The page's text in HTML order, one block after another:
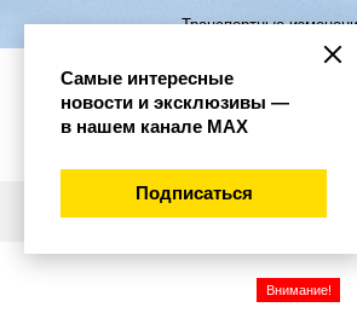
Транспортные
Внимание!
Самые интересные
новости и эксклюзивы —
в нашем канале МАХ
Подписаться